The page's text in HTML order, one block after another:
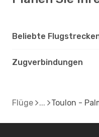
Beliebte
Zugverbindungen
Flüge Toulon -